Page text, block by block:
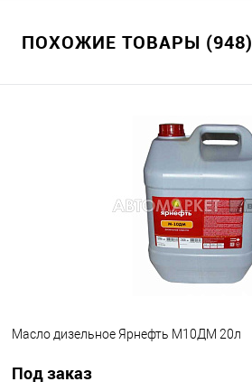
ПОХОЖИЕ ТОВАРЫ (948)
Масло дизельное Ярнефть М10ДМ 20л
Под заказ